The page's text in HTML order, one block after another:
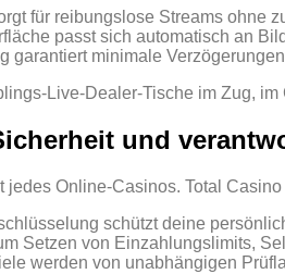
für reibungslose Streams ohne
passt sich automatisch an
garantiert minimale
im Zug,
und
jedes Online‑Casinos. Total
schützt deine
Setzen von Einzahlungslimits,
werden von unabhängigen